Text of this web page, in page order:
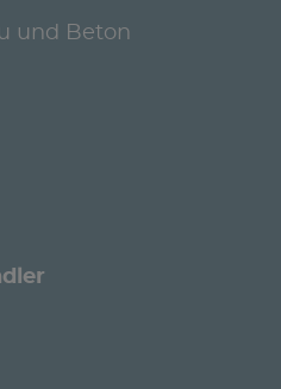
und Beton